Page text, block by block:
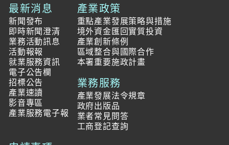
最新消息
新聞發布
即時新聞澄清
業務活動訊息
活動報報
就業服務資訊
電子公告欄
招標公告
產業速讀
影音專區
產業服務電子報
產業政策
重點產業發展策略與措施
境外資金匯回實質投資
產業創新條例
區域整合與國際合作
本署重要施政計畫
業務服務
產業發展法令規章
政府出版品
業者常見問答
工商登記查詢